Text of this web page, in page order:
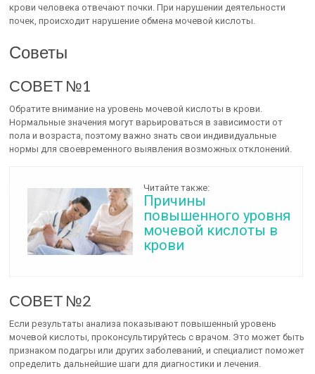
крови человека отвечают почки. При нарушении деятельности
почек, происходит нарушение обмена мочевой кислоты.
Советы
СОВЕТ №1
Обратите внимание на уровень мочевой кислоты в крови.
Нормальные значения могут варьироваться в зависимости от
пола и возраста, поэтому важно знать свои индивидуальные
нормы для своевременного выявления возможных отклонений.
Читайте также:
Причины
повышенного уровня
мочевой кислоты в
крови
СОВЕТ №2
Если результаты анализа показывают повышенный уровень
мочевой кислоты, проконсультируйтесь с врачом. Это может быть
признаком подагры или других заболеваний, и специалист поможет
определить дальнейшие шаги для диагностики и лечения.